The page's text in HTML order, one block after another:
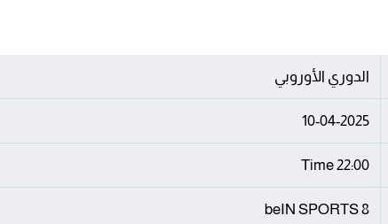
الدوري الأوروبي
10-04-2025
22:00 Time
beIN SPORTS 8